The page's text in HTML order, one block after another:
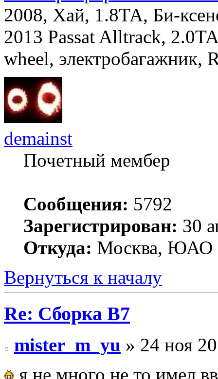
2008, Хай, 1.8ТА, Би-
2013 Passat Alltrack,
wheel, электробагажник,
demainst
Почетный мембер
Сообщения: 5792
Зарегистрирован: 30
Откуда: Москва, ЮАО
Вернуться к началу
Re: Сборка B7
mister_m_yu » 24 ноя
я не много не то имел